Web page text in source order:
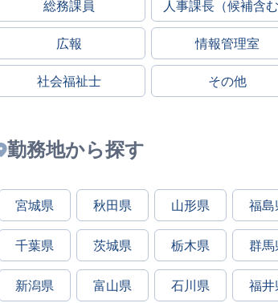
総務課員 人事課長（候補含む
広報 情報管理室
社会福祉士 その他
勤務地から探す
宮城県 秋田県 山形県 福島
千葉県 茨城県 栃木県 群馬
新潟県 富山県 石川県 福井